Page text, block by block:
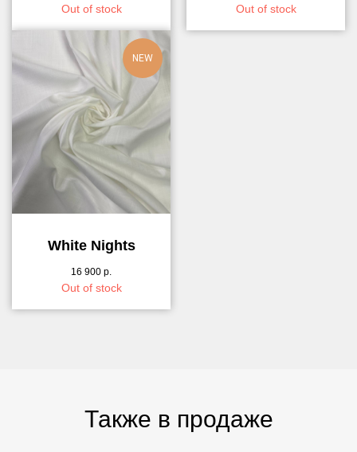
Out of stock Out of stock
NEW
White Nights
16 900 р.
Out of stock
Также в продаже